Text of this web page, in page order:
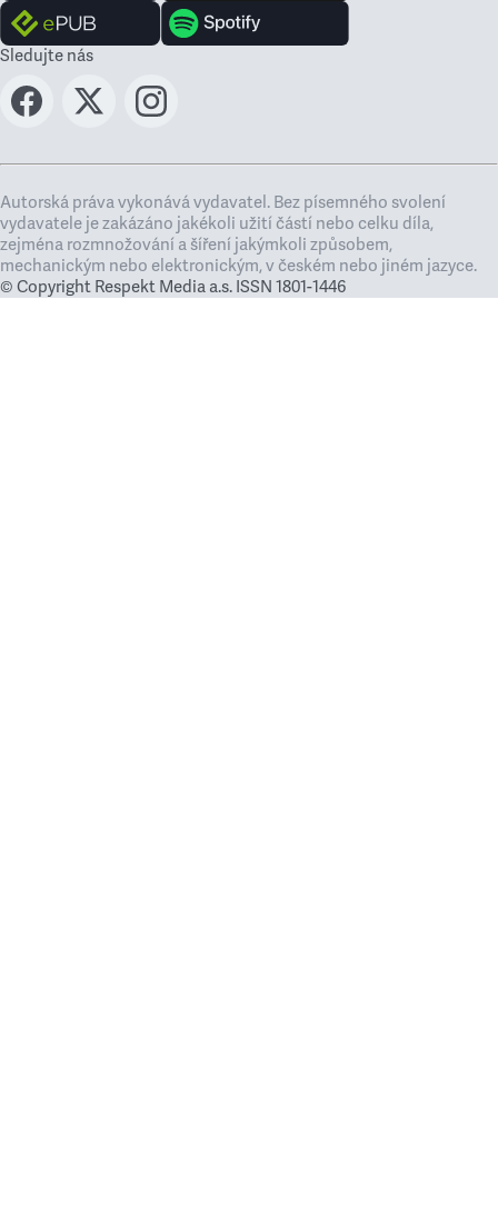
Sledujte nás
Autorská práva vykonává vydavatel. Bez písemného svolení
vydavatele je zakázáno jakékoli užití částí nebo celku díla,
zejména rozmnožování a šíření jakýmkoli způsobem,
mechanickým nebo elektronickým, v českém nebo jiném jazyce.
© Copyright Respekt Media a.s. ISSN 1801-1446